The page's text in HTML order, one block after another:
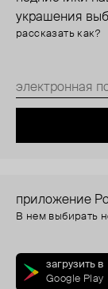
украшения
рассказать как?
приложение
В нем выбирать
загрузить в
Google Play